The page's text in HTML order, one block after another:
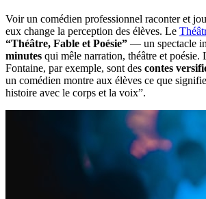
Voir un comédien professionnel raconter et
eux change la perception des élèves. Le
“Théâtre, Fable et Poésie” — un spectacle
minutes qui mêle narration, théâtre et poésie.
Fontaine, par exemple, sont des contes
un comédien montre aux élèves ce que
histoire avec le corps et la voix”.